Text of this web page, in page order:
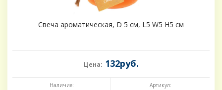
Свеча ароматическая, D 5 см, L5 W5 H5 см
Цена: 132руб.
Наличие: Артикул: